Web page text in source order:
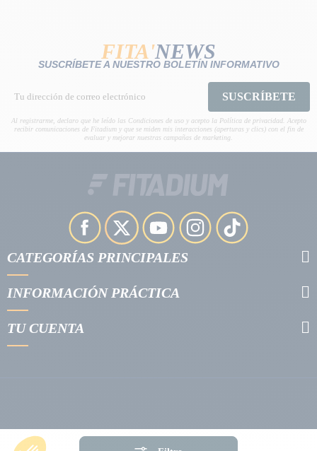
FITA'NEWS
SUSCRÍBETE A NUESTRO BOLETÍN INFORMATIVO
SUSCRÍBETE
Al registrarme, declaro que he leído las Condiciones de uso y acepto la Política de privacidad. Acepto
recibir comunicaciones de Fitadium y que se miden mis interacciones (aperturas y clics) con el fin de
evaluar y mejorar nuestras campañas de marketing.
CATEGORÍAS PRINCIPALES
INFORMACIÓN PRÁCTICA
TU CUENTA